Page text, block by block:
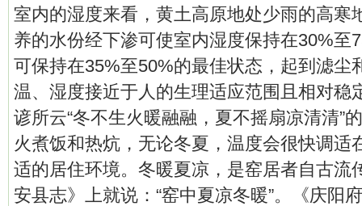
室内的湿度来看，黄土高原地处少雨的高寒
养的水份经下渗可使室内湿度保持在30%至
可保持在35%至50%的最佳状态，起到滤尘
温、湿度接近于人的生理适应范围且相对稳
谚所云“冬不生火暖融融，夏不摇扇凉清清”
火煮饭和热炕，无论冬夏，温度会很快调
适的居住环境。冬暖夏凉，是窑居者自古流
安县志》上就说：“窑中夏凉冬暖”。《庆阳